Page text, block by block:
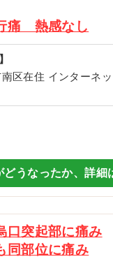
痛 熱感なし
区在住 インターネ
どうなったか、詳細
口突起部に痛み
同部位に痛み